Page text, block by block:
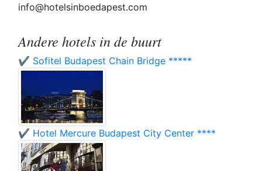
info@hotelsinboedapest.com
Andere hotels in de buurt
✔️ Sofitel Budapest Chain Bridge *****
✔️ Hotel Mercure Budapest City Center ****